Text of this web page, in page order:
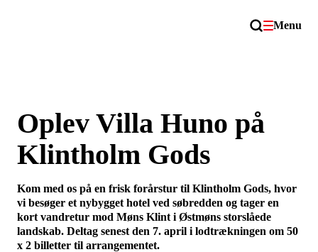
Menu
Oplev Villa Huno på
Klintholm Gods
Kom med os på en frisk forårstur til Klintholm Gods, hvor
vi besøger et nybygget hotel ved søbredden og tager en
kort vandretur mod Møns Klint i Østmøns storslåede
landskab. Deltag senest den 7. april i lodtrækningen om 50
x 2 billetter til arrangementet.